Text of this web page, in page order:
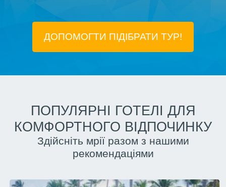
ДОПОМОГТИ ПІДIБРАТИ ТУР!
ПОПУЛЯРНІ ГОТЕЛІ ДЛЯ
КОМФОРТНОГО ВІДПОЧИНКУ
Здійсніть мрії разом з нашими
рекомендаціями